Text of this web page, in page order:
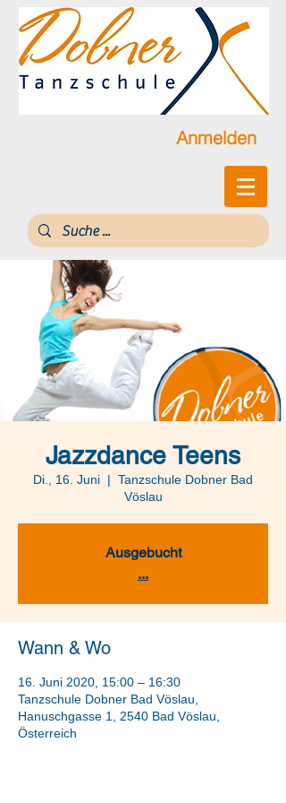
Anmelden
Jazzdance Teens
Di., 16. Juni
  |
Tanzschule Dobner Bad
Vöslau
Ausgebucht
...
Wann & Wo
16. Juni 2020, 15:00 – 16:30
Tanzschule Dobner Bad Vöslau,
Hanuschgasse 1, 2540 Bad Vöslau,
Österreich